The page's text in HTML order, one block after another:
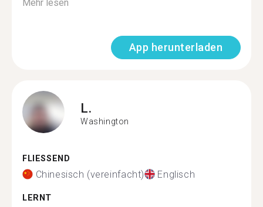
Mehr lesen
App herunterladen
L.
Washington
FLIESSEND
Chinesisch (vereinfacht) Englisch
LERNT